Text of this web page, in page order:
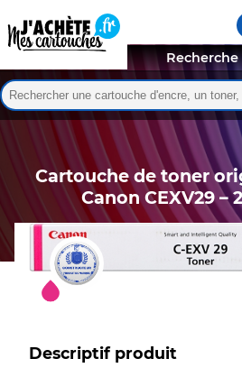
Rechercher :
Quand les résultats de l'auto-
Cartouche de toner
Canon CEXV29 –
Descriptif produit